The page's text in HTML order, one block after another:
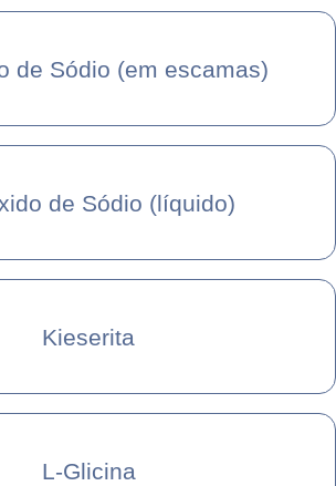
de Sódio (em escamas)
de Sódio (líquido)
Kieserita
L-Glicina